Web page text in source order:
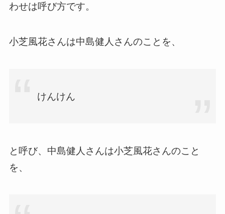
わせは呼び方です。
小芝風花さんは中島健人さんのことを、
けんけん
と呼び、中島健人さんは小芝風花さんのこと
を、